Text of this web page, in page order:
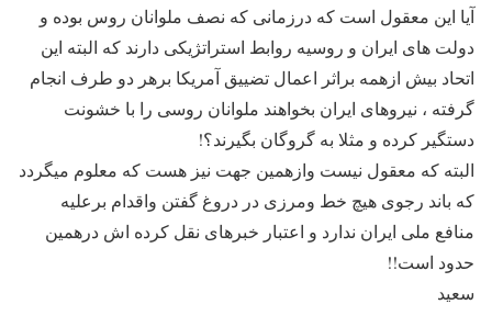
آیا این معقول است که درزمانی که نصف ملوانان روس بوده و
دولت های ایران و روسیه روابط استراتژیکی دارند که البته این
اتحاد بیش ازهمه براثر اعمال تضییق آمریکا برهر دو طرف انجام
گرفته ، نیروهای ایران بخواهند ملوانان روسی را با خشونت
دستگیر کرده و مثلا به گروگان بگیرند؟!
البته که معقول نیست وازهمین جهت نیز هست که معلوم میگردد
که باند رجوی هیچ خط ومرزی در دروغ گفتن واقدام برعلیه
منافع ملی ایران ندارد و اعتبار خبرهای نقل کرده اش درهمین
حدود است!!
سعید